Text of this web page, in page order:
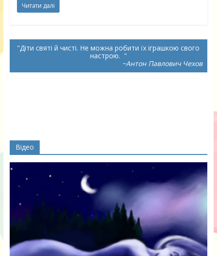
Читати далі
Діти святі й чисті. Не можна робити їх іграшкою свого
настрою.
~Антон Павлович Чехов
Відео